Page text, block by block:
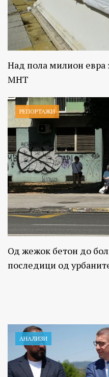
Над пола милион евра
МНТ
РЕПОРТАЖИ
Од жежок бетон до
последици од
АНАЛИЗИ